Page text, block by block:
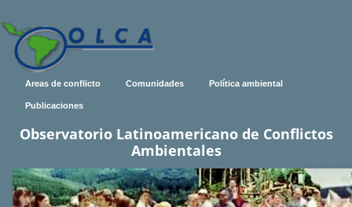
Areas de conflicto Comunidades Política ambiental
Publicaciones
Observatorio Latinoamericano de Conflictos
Ambientales